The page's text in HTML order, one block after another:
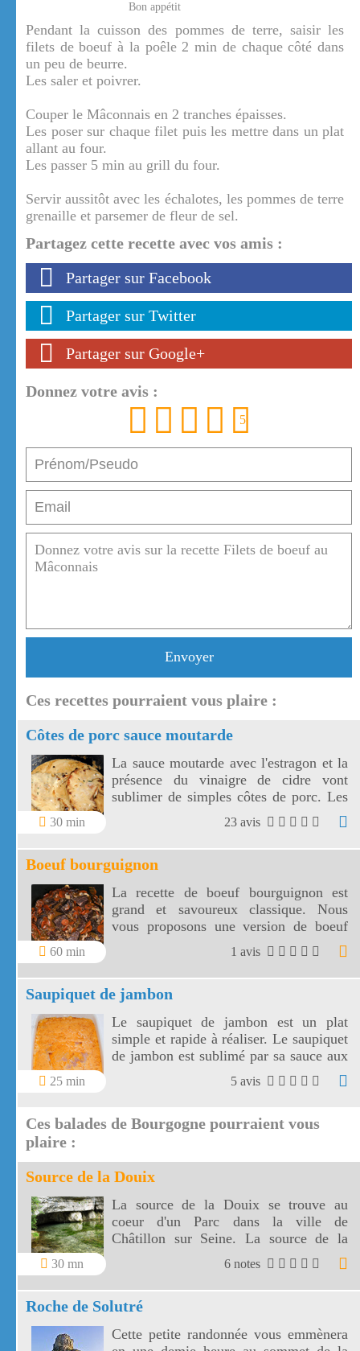
Bon appétit
Pendant la cuisson des pommes de terre, saisir les
filets de boeuf à la poêle 2 min de chaque côté dans
un peu de beurre.
Les saler et poivrer.
Couper le Mâconnais en 2 tranches épaisses.
Les poser sur chaque filet puis les mettre dans un plat
allant au four.
Les passer 5 min au grill du four.
Servir aussitôt avec les échalotes, les pommes de terre
grenaille et parsemer de fleur de sel.
Partagez cette recette avec vos amis :
Partager sur Facebook
Partager sur Twitter
Partager sur Google+
Donnez votre avis :
5
Envoyer
Ces recettes pourraient vous plaire :
Côtes de porc sauce moutarde
30 min
La sauce moutarde avec l'estragon et la
présence du vinaigre de cidre vont
sublimer de simples côtes de porc. Les
côtes de porc à la moutarde
s'accompagnent aussi bien de riz, de
pâtes ou de légumes de votre choix!
23 avis
Boeuf bourguignon
60 min
La recette de boeuf bourguignon est
grand et savoureux classique. Nous
vous proposons une version de boeuf
bourguignon facile à réaliser.
1 avis
Saupiquet de jambon
25 min
Le saupiquet de jambon est un plat
simple et rapide à réaliser. Le saupiquet
de jambon est sublimé par sa sauce aux
échalotes, vin blanc, concentré de
tomates et crème fraîche. Choisir un
pour garantir la qualité du saupiquet.
5 avis
Ces balades de Bourgogne pourraient vous
plaire :
Source de la Douix
30 mn
La source de la Douix se trouve au
coeur d'un Parc dans la ville de
Châtillon sur Seine. La source de la
Douix est une des plus belles
exsurgences de France.
6 notes
Roche de Solutré
Cette petite randonnée vous emmènera